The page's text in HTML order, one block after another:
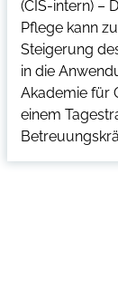
(CIS-intern) –
Pflege kann
Steigerung
in die
Akademie für
einem